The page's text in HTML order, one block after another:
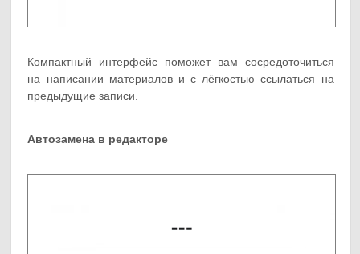
Компактный интерфейс поможет вам сосредоточиться
на написании материалов и с лёгкостью ссылаться на
предыдущие записи.
Автозамена в редакторе